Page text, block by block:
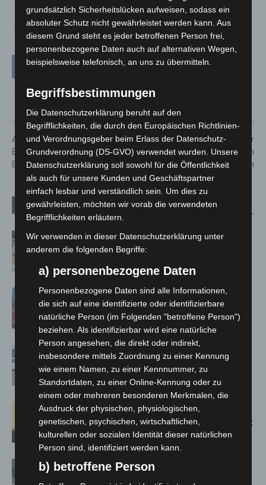
Vorheriger Artikel
A2: Fahrbahnreduzierung im
Bereich des Autobahnkreuz
Buchholz
Nächster Artikel
Einladung zum Austausch zur
Gemeinwesenarbeit in
Langenhagen
Verwandte Artikel Mehr vom Autor
Kunst trifft Weingenuss: Barbara-
Susann Mehring zeigt ihre Werke im
Jacques’ Wein-Depot Isernhagen
A2: Zweite Turbobaustelle startet
zwischen Hannover-West und
Bothfeld
Niedersachsen: Feuerwehrkräfte
kehren nach Waldbrandeinsatz aus
Spanien zurück
Hannover: Erste Tigermücken-
Population in Niedersachsen entdeckt
Brand im „Haus der Begegnung“ in
grundsätzlich Sicherheitslücken aufweisen, sodass ein
absoluter Schutz nicht gewährleistet werden kann. Aus
diesem Grund steht es jeder betroffenen Person frei,
personenbezogene Daten auch auf alternativen Wegen,
beispielsweise telefonisch, an uns zu übermitteln.
Begriffsbestimmungen
Die Datenschutzerklärung beruht auf den
Begrifflichkeiten, die durch den Europäischen Richtlinien-
und Verordnungsgeber beim Erlass der Datenschutz-
Grundverordnung (DS-GVO) verwendet wurden. Unsere
Datenschutzerklärung soll sowohl für die Öffentlichkeit
als auch für unsere Kunden und Geschäftspartner
einfach lesbar und verständlich sein. Um dies zu
gewährleisten, möchten wir vorab die verwendeten
Begrifflichkeiten erläutern.
Wir verwenden in dieser Datenschutzerklärung unter
anderem die folgenden Begriffe:
a) personenbezogene Daten
Personenbezogene Daten sind alle Informationen,
die sich auf eine identifizierte oder identifizierbare
natürliche Person (im Folgenden "betroffene Person")
beziehen. Als identifizierbar wird eine natürliche
Person angesehen, die direkt oder indirekt,
insbesondere mittels Zuordnung zu einer Kennung
wie einem Namen, zu einer Kennnummer, zu
Standortdaten, zu einer Online-Kennung oder zu
einem oder mehreren besonderen Merkmalen, die
Ausdruck der physischen, physiologischen,
genetischen, psychischen, wirtschaftlichen,
kulturellen oder sozialen Identität dieser natürlichen
Person sind, identifiziert werden kann.
b) betroffene Person